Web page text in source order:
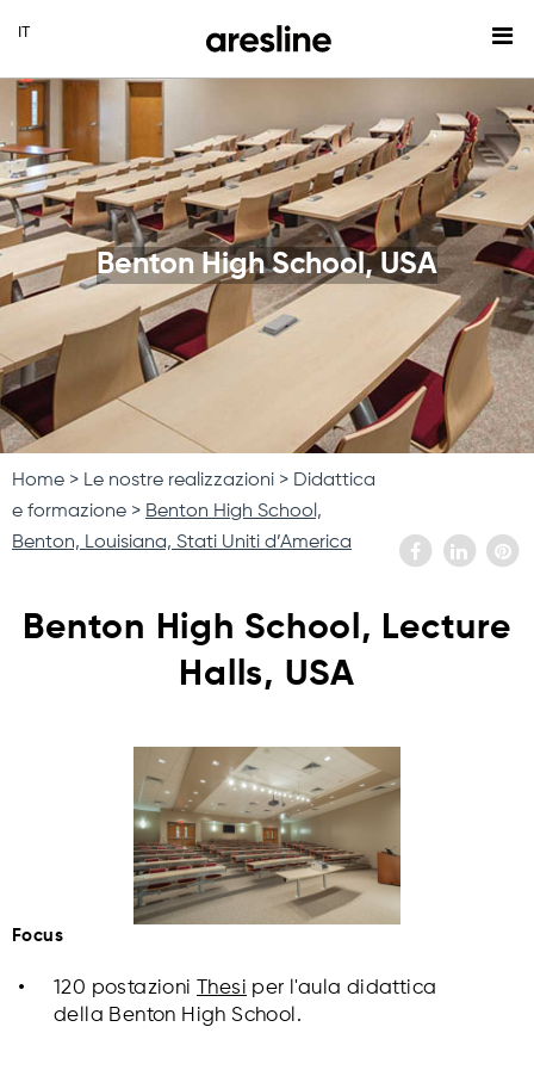
Benton High School, USA
Home Le nostre realizzazioni
Didattica
e formazione
Benton High School,
Benton, Louisiana, Stati Uniti d’America
Benton High School, Lecture
Halls, USA
Focus
120 postazioni Thesi per l'aula didattica
della Benton High School.